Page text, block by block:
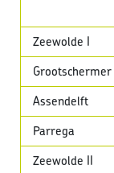
Zeewolde I
Grootschermer
Assendelft
Parrega
Zeewolde II